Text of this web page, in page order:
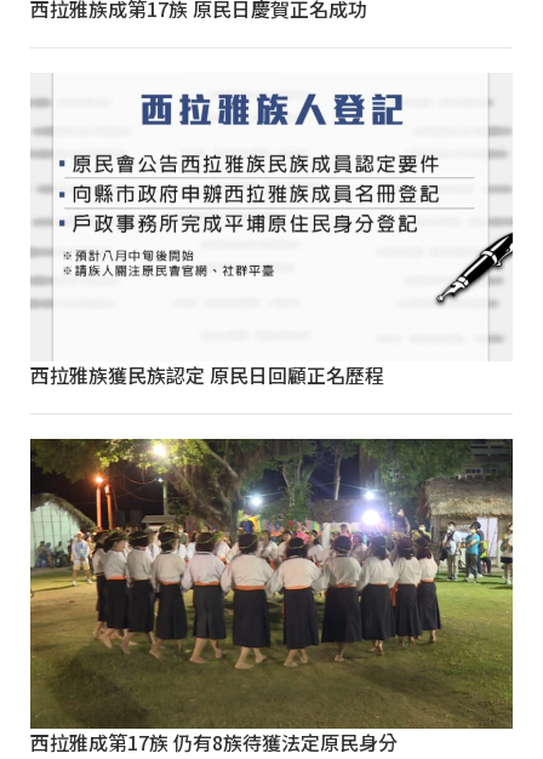
西拉雅族成第17族 原民日慶賀正名成功
西拉雅族獲民族認定 原民日回顧正名歷程
西拉雅成第17族 仍有8族待獲法定原民身分